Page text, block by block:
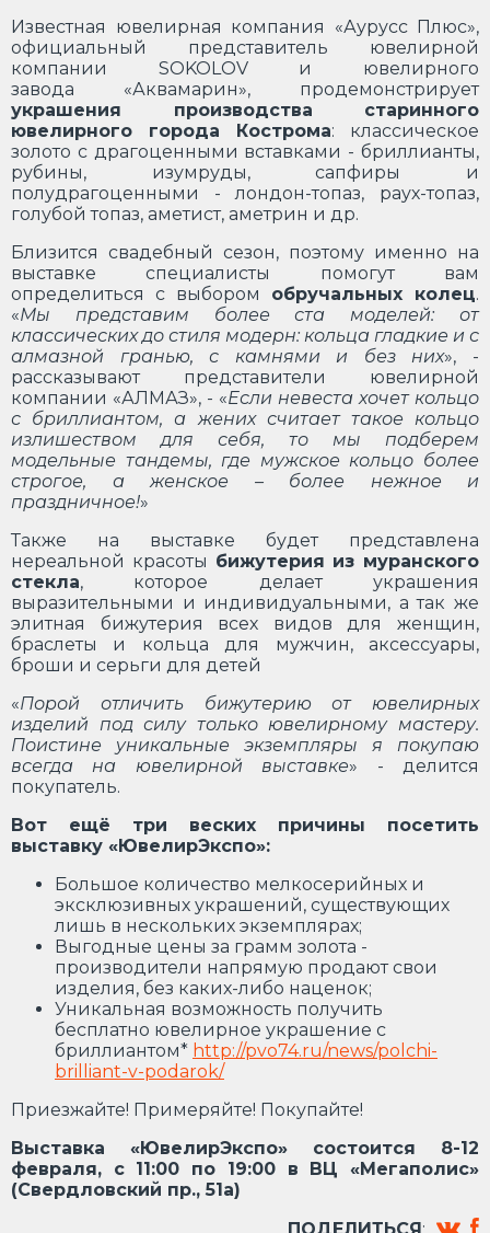
Известная ювелирная компания «Аурусс Плюс»,
официальный представитель ювелирной
компании SOKOLOV и ювелирного
завода «Аквамарин», продемонстрирует
украшения производства старинного
ювелирного города Кострома: классическое
золото с драгоценными вставками - бриллианты,
рубины, изумруды, сапфиры и
полудрагоценными - лондон-топаз, раух-топаз,
голубой топаз, аметист, аметрин и др.
Близится свадебный сезон, поэтому именно на
выставке специалисты помогут вам
определиться с выбором обручальных колец.
«Мы представим более ста моделей: от
классических до стиля модерн: кольца гладкие и с
алмазной гранью, с камнями и без них», -
рассказывают представители ювелирной
компании «АЛМАЗ», - «Если невеста хочет кольцо
с бриллиантом, а жених считает такое кольцо
излишеством для себя, то мы подберем
модельные тандемы, где мужское кольцо более
строгое, а женское – более нежное и
праздничное!»
Также на выставке будет представлена
нереальной красоты бижутерия из муранского
стекла, которое делает украшения
выразительными и индивидуальными, а так же
элитная бижутерия всех видов для женщин,
браслеты и кольца для мужчин, аксессуары,
броши и серьги для детей
«Порой отличить бижутерию от ювелирных
изделий под силу только ювелирному мастеру.
Поистине уникальные экземпляры я покупаю
всегда на ювелирной выставке» - делится
покупатель.
Вот ещё три веских причины посетить
выставку «ЮвелирЭкспо»:
Большое количество мелкосерийных и
эксклюзивных украшений, существующих
лишь в нескольких экземплярах;
Выгодные цены за грамм золота -
производители напрямую продают свои
изделия, без каких-либо наценок;
Уникальная возможность получить
бесплатно ювелирное украшение с
бриллиантом* http://pvo74.ru/news/polchi-
brilliant-v-podarok/
Приезжайте! Примеряйте! Покупайте!
Выставка «ЮвелирЭкспо» состоится 8-12
февраля, с 11:00 по 19:00 в ВЦ «Мегаполис»
(Свердловский пр., 51а)